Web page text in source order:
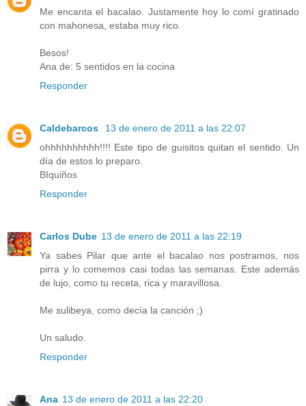
Me encanta el bacalao. Justamente hoy lo comí gratinado
con mahonesa, estaba muy rico.
Besos!
Ana de: 5 sentidos en la cocina
Responder
Caldebarcos
13 de enero de 2011 a las 22:07
ohhhhhhhhhh!!!! Este tipo de guisitos quitan el sentido. Un
día de estos lo preparo.
BIquiños
Responder
Carlos Dube 13 de enero de 2011 a las 22:19
Ya sabes Pilar que ante el bacalao nos postramos, nos
pirra y lo comemos casi todas las semanas. Este además
de lujo, como tu receta, rica y maravillosa.
Me sulibeya, como decía la canción ;)
Un saludo.
Responder
Ana 13 de enero de 2011 a las 22:20